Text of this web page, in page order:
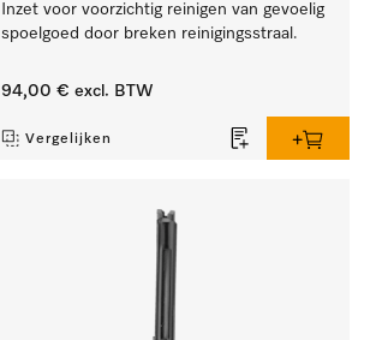
Inzet voor voorzichtig reinigen van gevoelig
spoelgoed door breken reinigingsstraal.
94,00 € excl. BTW
Vergelijken